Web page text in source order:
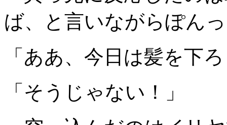
ば、と言いながらぽん
「ああ、今日は髪を下
「そうじゃない！」